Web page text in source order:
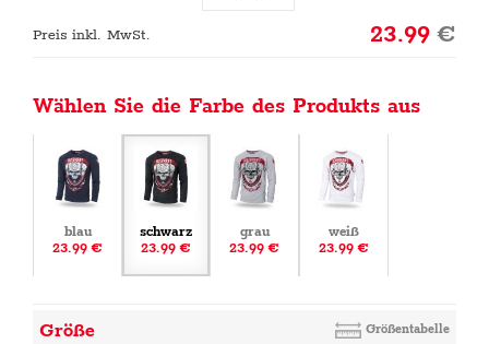
Preis inkl. MwSt. 23.99€
Wählen Sie die Farbe des Produkts aus
blau
23.99 €
schwarz
23.99 €
grau
23.99 €
weiß
23.99 €
Größe Größentabelle